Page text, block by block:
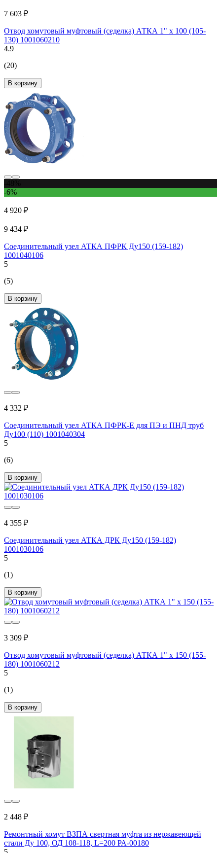
7 603 ₽
Отвод хомутовый муфтовый (седелка) АТКА 1" х 100 (105-
130) 1001060210
4.9
(20)
В корзину
-6%
4 920 ₽
9 434 ₽
Соединительный узел АТКА ПФРК Ду150 (159-182)
1001040106
5
(5)
В корзину
4 332 ₽
Соединительный узел АТКА ПФРК-Е для ПЭ и ПНД труб
Ду100 (110) 1001040304
5
(6)
В корзину
4 355 ₽
Соединительный узел АТКА ДРК Ду150 (159-182)
1001030106
5
(1)
В корзину
3 309 ₽
Отвод хомутовый муфтовый (седелка) АТКА 1" х 150 (155-
180) 1001060212
5
(1)
В корзину
2 448 ₽
Ремонтный хомут ВЗПА свертная муфта из нержавеющей
стали Ду 100, ОД 108-118, L=200 РА-00180